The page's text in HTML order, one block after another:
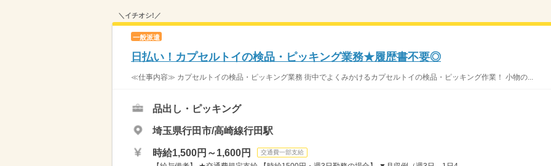
＼イチオシ!／
一般派遣
日払い！カプセルトイの検品・ピッキング業務★履歴書不要◎
≪仕事内容≫ カプセルトイの検品・ピッキング業務 街中でよくみかけるカプセルトイの検品・ピッキング作業！ 小物の...
品出し・ピッキング
埼玉県行田市/高崎線行田駅
時給1,500円～1,600円 交通費一部支給